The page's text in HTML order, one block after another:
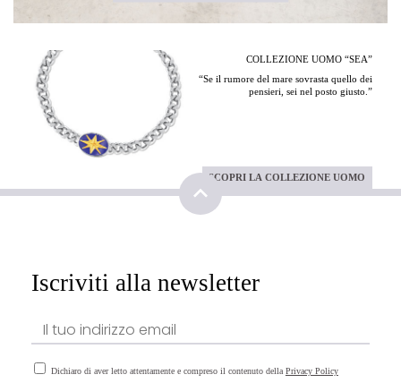
COLLEZIONE UOMO “SEA”
“Se il rumore del mare sovrasta quello dei
pensieri, sei nel posto giusto.”
SCOPRI LA COLLEZIONE UOMO
Iscriviti alla newsletter
Dichiaro di aver letto attentamente e compreso il contenuto della Privacy Policy